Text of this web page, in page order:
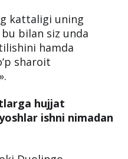
kattaligi uning
bilan siz unda
hamda
sharoit
hujjat
ishni nimadan